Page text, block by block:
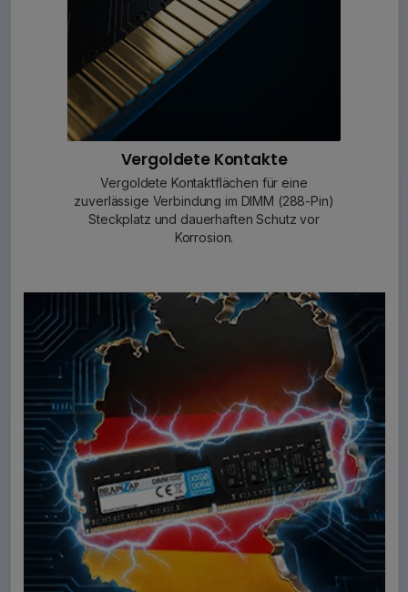
Vergoldete Kontakte
Vergoldete Kontaktflächen für eine
zuverlässige Verbindung im DIMM (288-Pin)
Steckplatz und dauerhaften Schutz vor
Korrosion.